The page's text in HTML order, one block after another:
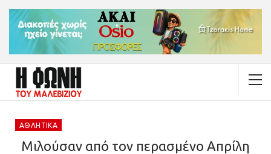
ΑΘΛΗΤΙΚΆ
Μιλούσαν από τον περασμένο Απρίλη